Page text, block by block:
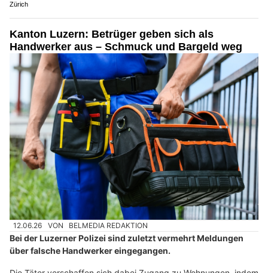
Zürich
Kanton Luzern: Betrüger geben sich als
Handwerker aus – Schmuck und Bargeld weg
12.06.26 VON BELMEDIA REDAKTION
Bei der Luzerner Polizei sind zuletzt vermehrt Meldungen
über falsche Handwerker eingegangen.